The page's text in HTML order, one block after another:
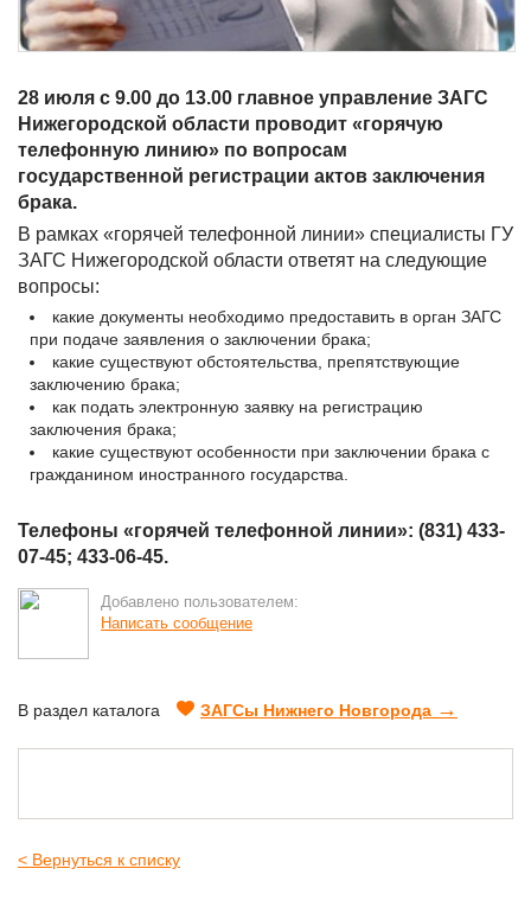
28 июля с 9.00 до 13.00 главное управление ЗАГС
Нижегородской области проводит «горячую
телефонную линию» по вопросам
государственной регистрации актов заключения
брака.
В рамках «горячей телефонной линии» специалисты ГУ
ЗАГС Нижегородской области ответят на следующие
вопросы:
какие документы необходимо предоставить в орган ЗАГС
при подаче заявления о заключении брака;
какие существуют обстоятельства, препятствующие
заключению брака;
как подать электронную заявку на регистрацию
заключения брака;
какие существуют особенности при заключении брака с
гражданином иностранного государства.
Телефоны «горячей телефонной линии»: (831) 433-
07-45; 433-06-45.
Добавлено пользователем:
Написать сообщение
В раздел каталога ЗАГСы Нижнего Новгорода →
< Вернуться к списку